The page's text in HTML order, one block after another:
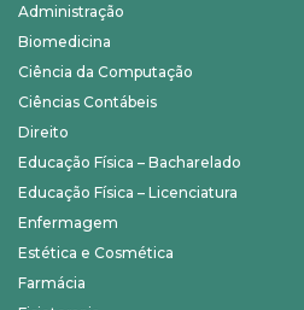
Administração
Biomedicina
Ciência da Computação
Ciências Contábeis
Direito
Educação Física – Bacharelado
Educação Física – Licenciatura
Enfermagem
Estética e Cosmética
Farmácia